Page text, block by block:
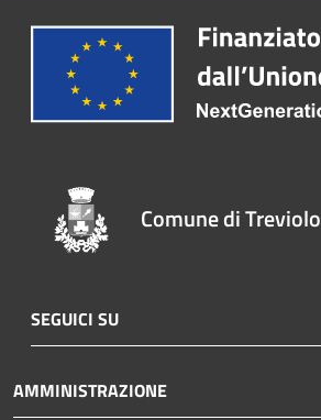
Comune di Treviolo
SEGUICI SU
AMMINISTRAZIONE